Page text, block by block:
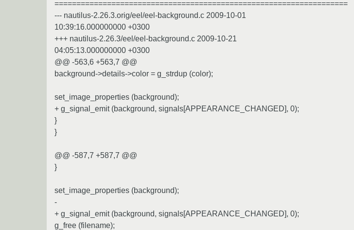
===================================================================
--- nautilus-2.26.3.orig/eel/eel-background.c 2009-10-01
10:39:16.000000000 +0300
+++ nautilus-2.26.3/eel/eel-background.c 2009-10-21
04:05:13.000000000 +0300
@@ -563,6 +563,7 @@
background->details->color = g_strdup (color);
set_image_properties (background);
+ g_signal_emit (background, signals[APPEARANCE_CHANGED], 0);
}
}
@@ -587,7 +587,7 @@
}
set_image_properties (background);
-
+ g_signal_emit (background, signals[APPEARANCE_CHANGED], 0);
g_free (filename);